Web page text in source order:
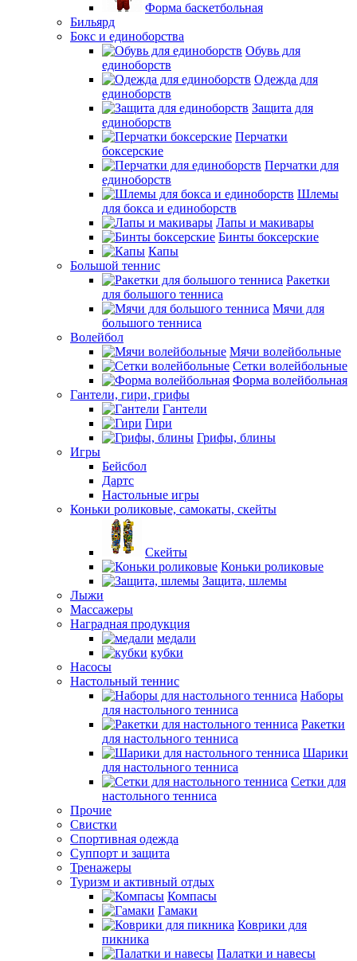
Форма баскетбольная
Бильярд
Бокс и единоборства
Обувь для
единоборств
Одежда для
единоборств
Защита для
единоборств
Перчатки
боксерские
Перчатки для
единоборств
Шлемы
для бокса и единоборств
Лапы и макивары
Бинты боксерские
Капы
Большой теннис
Ракетки
для большого тенниса
Мячи для
большого тенниса
Волейбол
Мячи волейбольные
Сетки волейбольные
Форма волейбольная
Гантели, гири, грифы
Гантели
Гири
Грифы, блины
Игры
Бейсбол
Дартс
Настольные игры
Коньки роликовые, самокаты, скейты
Скейты
Коньки роликовые
Защита, шлемы
Лыжи
Массажеры
Наградная продукция
медали
кубки
Насосы
Настольный теннис
Наборы
для настольного тенниса
Ракетки
для настольного тенниса
Шарики
для настольного тенниса
Сетки для
настольного тенниса
Прочие
Свистки
Спортивная одежда
Суппорт и защита
Тренажеры
Туризм и активный отдых
Компасы
Гамаки
Коврики для
пикника
Палатки и навесы